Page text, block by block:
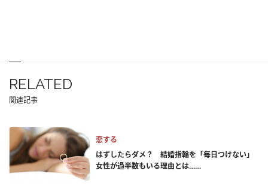
RELATED
関連記事
恋する
はずしたらダメ？ 結婚指輪を「毎日つけない」
女性が過半数もいる理由とは……